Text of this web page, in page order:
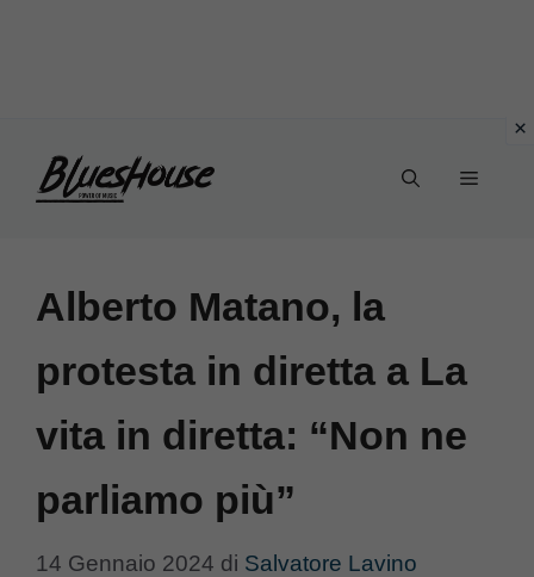
Menu
Alberto Matano, la
protesta in diretta a La
vita in diretta: “Non ne
parliamo più”
14 Gennaio 2024 di Salvatore Lavino